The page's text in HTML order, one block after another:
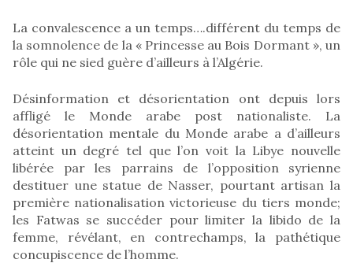
La convalescence a un temps….différent du temps de
la somnolence de la « Princesse au Bois Dormant », un
rôle qui ne sied guère d’ailleurs à l’Algérie.
Désinformation et désorientation ont depuis lors
affligé le Monde arabe post nationaliste. La
désorientation mentale du Monde arabe a d’ailleurs
atteint un degré tel que l’on voit la Libye nouvelle
libérée par les parrains de l’opposition syrienne
destituer une statue de Nasser, pourtant artisan la
première nationalisation victorieuse du tiers monde;
les Fatwas se succéder pour limiter la libido de la
femme, révélant, en contrechamps, la pathétique
concupiscence de l’homme.